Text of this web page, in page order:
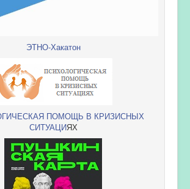
ЭТНО-Хакатон
ПОМОЩЬ В КРИЗИСНЫХ
СИТУАЦИЯХ